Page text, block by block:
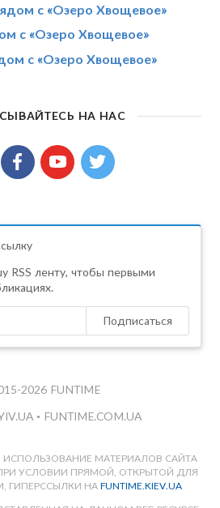
с «Озеро Хвощевое»
с «Озеро Хвощевое»
с «Озеро Хвощевое»
НА НАС
RSS ленту, чтобы первыми
Подписаться
2026 FUNTIME
• FUNTIME.COM.UA
МАТЕРИАЛОВ САЙТА
УСЛОВИИ ПРЯМОЙ, ОТКРЫТОЙ ДЛЯ
ГИПЕРССЫЛКИ НА FUNTIME.KIEV.UA